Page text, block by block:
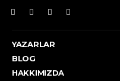
YAZARLAR
BLOG
HAKKIMIZDA